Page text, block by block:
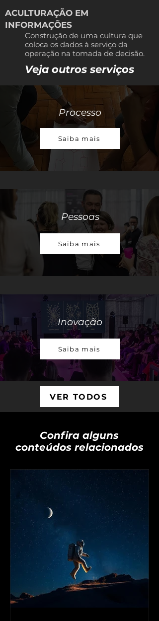
ACULTURAÇÃO EM
INFORMAÇÕES
Construção de uma cultura que
coloca os dados à serviço da
operação na tomada de decisão.
Veja outros serviços
Processo
Saiba mais
Pessoas
Saiba mais
Inovação
Saiba mais
VER TODOS
Confira alguns
conteúdos relacionados